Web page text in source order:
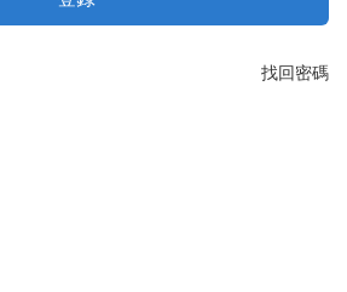
找回密碼